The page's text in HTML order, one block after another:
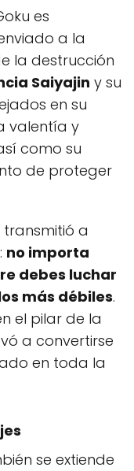
es
a la
la destrucción
Saiyajin y su
en su
valentía y
como su
de proteger
a
no importa
debes luchar
más débiles.
el pilar de la
a convertirse
en toda la
se extiende